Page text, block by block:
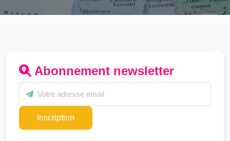
Abonnement newsletter
Inscription